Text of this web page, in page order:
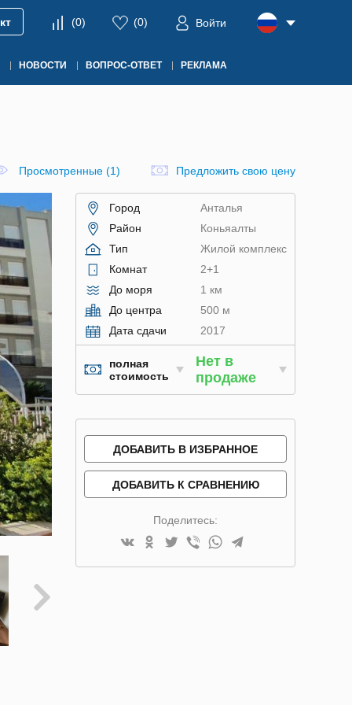
(0) (0) Войти
НОВОСТИ ВОПРОС-ОТВЕТ РЕКЛАМА
Просмотренные (1) Предложить свою цену
Город
Анталья
Район
Коньяалты
Тип
Жилой комплекс
Комнат
2+1
До моря
1 км
До центра
500 м
Дата сдачи
2017
полная
стоимость
Нет в
продаже
ДОБАВИТЬ В ИЗБРАННОЕ
ДОБАВИТЬ К СРАВНЕНИЮ
Поделитесь: